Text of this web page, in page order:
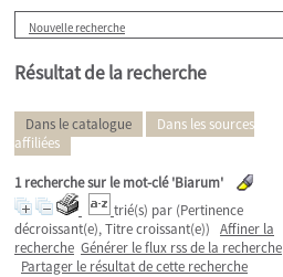
Nouvelle recherche
Résultat de la recherche
Dans le catalogue
Dans les sources
affiliées
1recherche sur le mot-clé'Biarum'
trié(s) par (Pertinence
décroissant(e), Titre croissant(e)) Affiner la
recherche Générer le flux rss de la recherche
Partager le résultat de cette recherche